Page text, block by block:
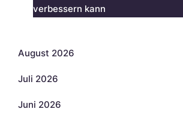
verbessern kann
August 2026
Juli 2026
Juni 2026